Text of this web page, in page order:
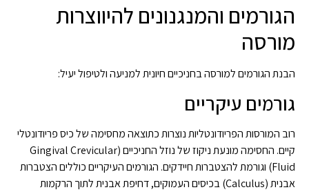
הגורמים והמנגנונים להיווצרות
מורסה
הבנת הגורמים למורסה בחניכיים חיונית למניעה ולטיפול יעיל:
גורמים עיקריים
רוב המורסות הפריודונטליות נוצרות כתוצאה מחסימה של כיס פריודונטלי
קיים. החסימה מונעת ניקוז של נוזל החניכיים (Gingival Crevicular
Fluid) וגורמת להצטברות חיידקים. הגורמים העיקריים כוללים הצטברות
אבנית (Calculus) בכיסים העמוקים, דחיפת אבנית לתוך הרקמות